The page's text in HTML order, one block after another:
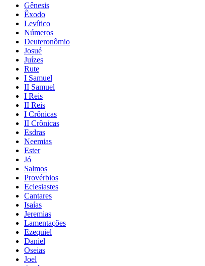
Gênesis
Êxodo
Levítico
Números
Deuteronômio
Josué
Juízes
Rute
I Samuel
II Samuel
I Reis
II Reis
I Crônicas
II Crônicas
Esdras
Neemias
Ester
Jó
Salmos
Provérbios
Eclesiastes
Cantares
Isaías
Jeremias
Lamentações
Ezequiel
Daniel
Oseias
Joel